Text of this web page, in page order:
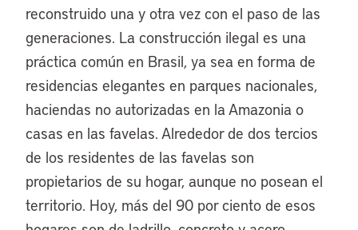
reconstruido una y otra vez con el paso de las
generaciones. La construcción ilegal es una
práctica común en Brasil, ya sea en forma de
residencias elegantes en parques nacionales,
haciendas no autorizadas en la Amazonia o
casas en las favelas. Alrededor de dos tercios
de los residentes de las favelas son
propietarios de su hogar, aunque no posean el
territorio. Hoy, más del 90 por ciento de esos